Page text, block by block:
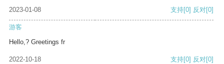
2023-01-08 支持[0] 反对[0]
游客
Hello,? Greetings fr
2022-10-18 支持[0] 反对[0]